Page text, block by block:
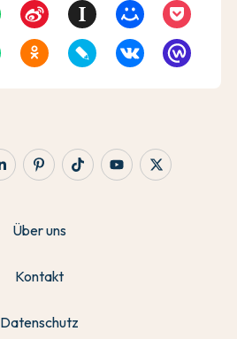
Über uns
Kontakt
Datenschutz